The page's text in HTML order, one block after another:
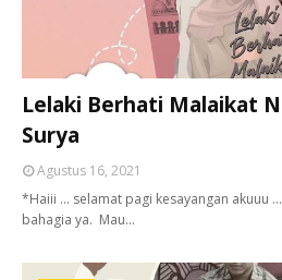
Lelaki Berhati Malaikat
Surya
Agustus 16, 2021
*Haiii ... selamat pagi kesayangan akuuu
bahagia ya. Mau…